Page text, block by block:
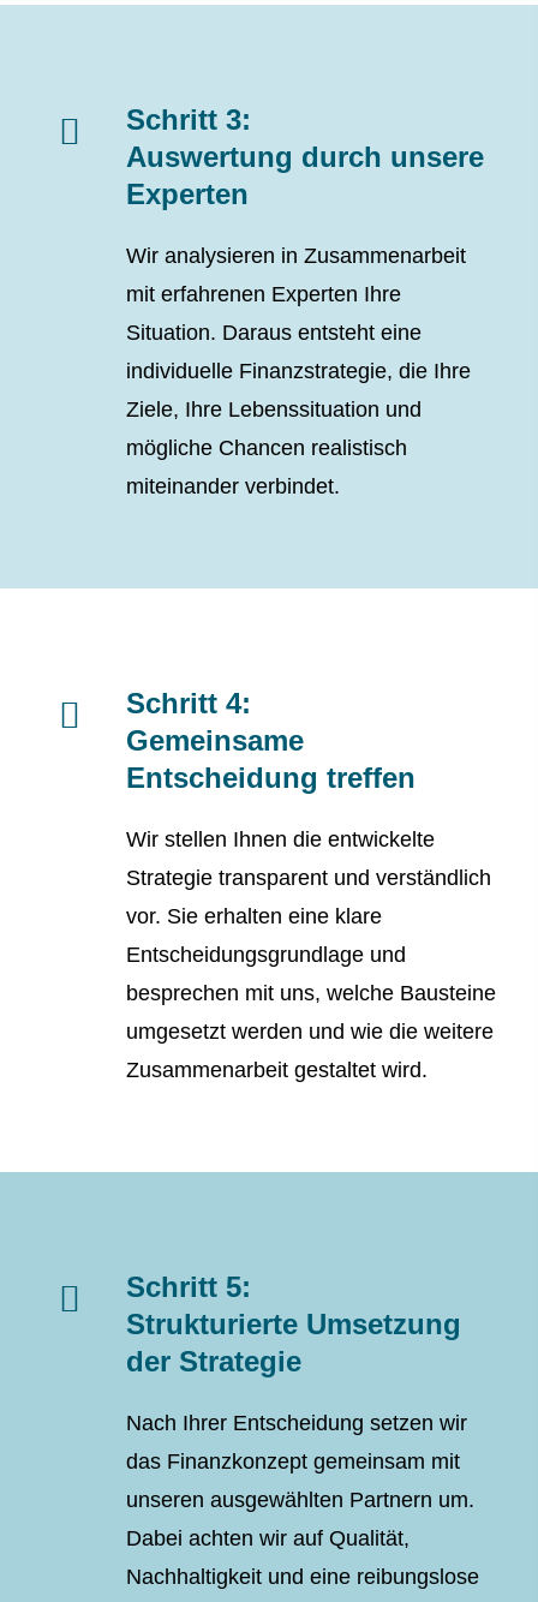
Schritt 3:
Auswertung durch unsere
Experten
Wir analysieren in Zusammenarbeit
mit erfahrenen Experten Ihre
Situation. Daraus entsteht eine
individuelle Finanzstrategie, die Ihre
Ziele, Ihre Lebenssituation und
mögliche Chancen realistisch
miteinander verbindet.
Schritt 4:
Gemeinsame
Entscheidung treffen
Wir stellen Ihnen die entwickelte
Strategie transparent und verständlich
vor. Sie erhalten eine klare
Entscheidungsgrundlage und
besprechen mit uns, welche Bausteine
umgesetzt werden und wie die weitere
Zusammenarbeit gestaltet wird.
Schritt 5:
Strukturierte Umsetzung
der Strategie
Nach Ihrer Entscheidung setzen wir
das Finanzkonzept gemeinsam mit
unseren ausgewählten Partnern um.
Dabei achten wir auf Qualität,
Nachhaltigkeit und eine reibungslose